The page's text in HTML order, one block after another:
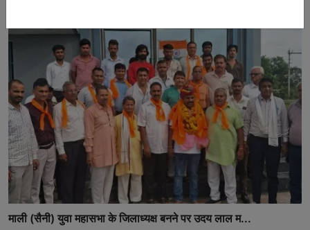
माली (सैनी) युवा महासभा के जिलाध्यक्ष बनने पर उदय लाल म...